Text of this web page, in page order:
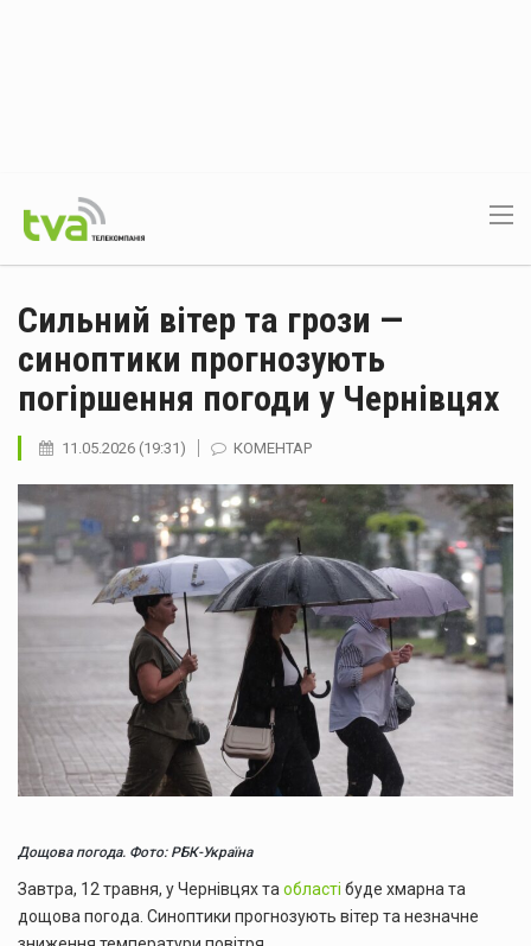
Сильний вітер та грози —
синоптики прогнозують
погіршення погоди у Чернівцях
11.05.2026 (19:31) КОМЕНТАР
Дощова погода. Фото: РБК-Україна
Завтра, 12 травня, у Чернівцях таобласті буде хмарна та
дощова погода. Синоптики прогнозують вітер та незначне